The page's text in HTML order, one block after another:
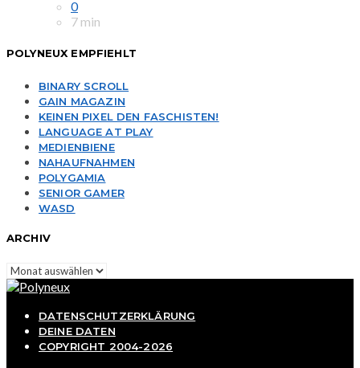
0
7 min
POLYNEUX EMPFIEHLT
BINARY SCROLL
GAIN MAGAZIN
KEINEN PIXEL DEN FASCHISTEN!
LANGUAGE AT PLAY
MEDIENBIENE
NAHAUFNAHMEN
POLYGAMIA
SENIOR GAMER
WASD
ARCHIV
Archiv
DATENSCHUTZERKLÄRUNG
DEINE DATEN
COPYRIGHT 2004-2026